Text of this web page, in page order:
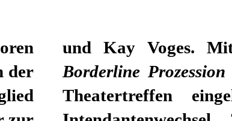
der
und Kay Voges.
Borderline Prozession
Theatertreffen